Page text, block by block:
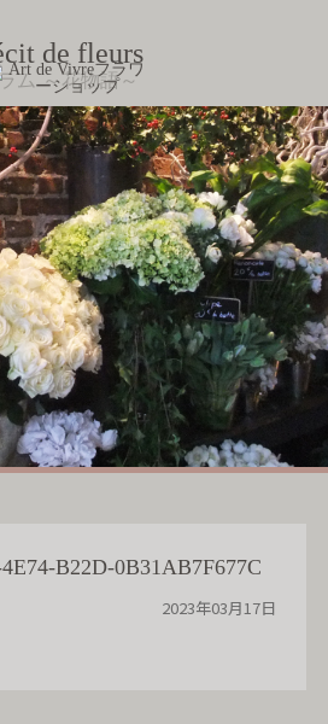
de fleurs
ム ～花物語～
B22D-0B31AB7F677C
2023年03月17日